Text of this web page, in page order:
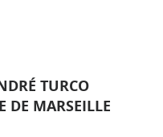
TURCO
DE MARSEILLE